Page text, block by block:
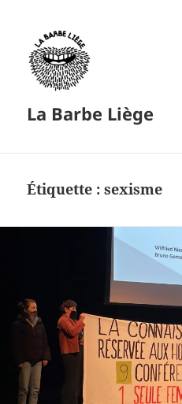
La Barbe Liège
Étiquette :sexisme